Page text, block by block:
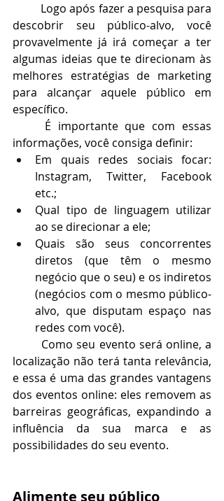
Logo após fazer a pesquisa para
descobrir seu público-alvo, você
provavelmente já irá começar a ter
algumas ideias que te direcionam às
melhores estratégias de marketing
para alcançar aquele público em
específico.
É importante que com essas
informações, você consiga definir:
Em quais redes sociais focar:
Instagram, Twitter, Facebook
etc.;
Qual tipo de linguagem utilizar
ao se direcionar a ele;
Quais são seus concorrentes
diretos (que têm o mesmo
negócio que o seu) e os indiretos
(negócios com o mesmo público-
alvo, que disputam espaço nas
redes com você).
Como seu evento será online, a
localização não terá tanta relevância,
e essa é uma das grandes vantagens
dos eventos online: eles removem as
barreiras geográficas, expandindo a
influência da sua marca e as
possibilidades do seu evento.
Alimente seu público